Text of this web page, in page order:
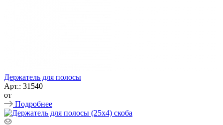
Держатель для полосы
Арт.: 31540
от
Подробнее